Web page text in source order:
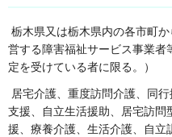
栃木県又は栃木県内の各市町
営する障害福祉サービス事業
定を受けている者に限る。）
居宅介護、重度訪問介護、同
支援、自立生活援助、居宅訪問
援、療養介護、生活介護、自